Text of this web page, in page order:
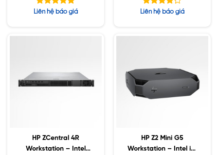
SSD / 8TB SATA /
Nvidia RTX 4000 8GB
Được xếp
Liên hệ báo giá
SSD / 8TB SATA /
Nvidia RTX 5000 16GB
Được xếp
sao
Liên hệ báo giá
HP ZCentral 4R
Workstation – Intel
HP Z2 Mini G5
Workstation – Intel i7-